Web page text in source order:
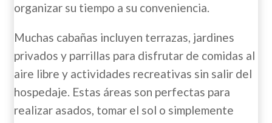
organizar su tiempo a su conveniencia.
Muchas cabañas incluyen terrazas, jardines
privados y parrillas para disfrutar de comidas al
aire libre y actividades recreativas sin salir del
hospedaje. Estas áreas son perfectas para
realizar asados, tomar el sol o simplemente